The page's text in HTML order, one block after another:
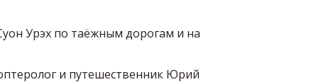
Урэх по таёжным дорогам и на
и путешественник Юрий